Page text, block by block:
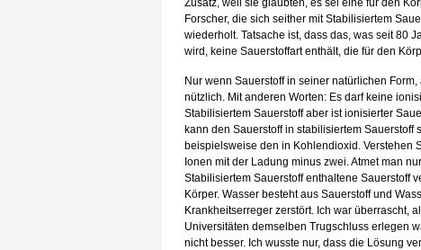
Zusatz, weil sie glaubten, es sei eine für den
Forscher, die sich seither mit Stabilisiertem
wiederholt. Tatsache ist, dass das, was seit 80
wird, keine Sauerstoffart enthält, die für den
Nur wenn Sauerstoff in seiner natürlichen
nützlich. Mit anderen Worten: Es darf keine
Stabilisiertem Sauerstoff aber ist ionisierter
kann den Sauerstoff in stabilisiertem Sauerstoff
beispielsweise den in Kohlendioxid. Verstehen
Ionen mit der Ladung minus zwei. Atmet man
Stabilisiertem Sauerstoff enthaltene Sauerstoff
Körper. Wasser besteht aus Sauerstoff und
Krankheitserreger zerstört. Ich war überrascht,
Universitäten demselben Trugschluss erlegen
nicht besser. Ich wusste nur, dass die Lösung